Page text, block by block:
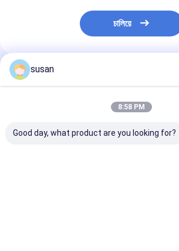
চালিয়ে
প্রস্তাবিত পণ্য
susan
8:58 PM
Good day, what product are you looking for?